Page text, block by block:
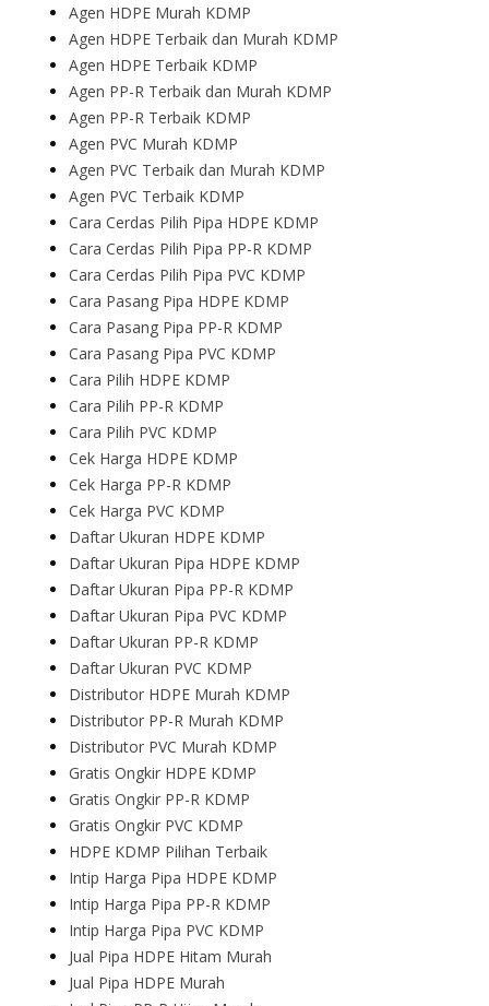
Agen HDPE Murah KDMP
Agen HDPE Terbaik dan Murah KDMP
Agen HDPE Terbaik KDMP
Agen PP-R Terbaik dan Murah KDMP
Agen PP-R Terbaik KDMP
Agen PVC Murah KDMP
Agen PVC Terbaik dan Murah KDMP
Agen PVC Terbaik KDMP
Cara Cerdas Pilih Pipa HDPE KDMP
Cara Cerdas Pilih Pipa PP-R KDMP
Cara Cerdas Pilih Pipa PVC KDMP
Cara Pasang Pipa HDPE KDMP
Cara Pasang Pipa PP-R KDMP
Cara Pasang Pipa PVC KDMP
Cara Pilih HDPE KDMP
Cara Pilih PP-R KDMP
Cara Pilih PVC KDMP
Cek Harga HDPE KDMP
Cek Harga PP-R KDMP
Cek Harga PVC KDMP
Daftar Ukuran HDPE KDMP
Daftar Ukuran Pipa HDPE KDMP
Daftar Ukuran Pipa PP-R KDMP
Daftar Ukuran Pipa PVC KDMP
Daftar Ukuran PP-R KDMP
Daftar Ukuran PVC KDMP
Distributor HDPE Murah KDMP
Distributor PP-R Murah KDMP
Distributor PVC Murah KDMP
Gratis Ongkir HDPE KDMP
Gratis Ongkir PP-R KDMP
Gratis Ongkir PVC KDMP
HDPE KDMP Pilihan Terbaik
Intip Harga Pipa HDPE KDMP
Intip Harga Pipa PP-R KDMP
Intip Harga Pipa PVC KDMP
Jual Pipa HDPE Hitam Murah
Jual Pipa HDPE Murah